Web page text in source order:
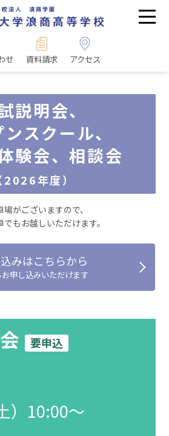
せ 資料請求 アクセス
説明会、
スクール、
験会、相談会
2026年度）
がございますので、
もお越しいただけます。
みはこちらから
申し込みいただけます
要申込
）10:00～